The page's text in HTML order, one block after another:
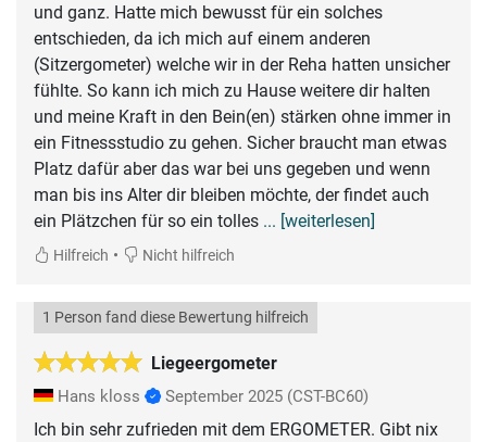
und ganz. Hatte mich bewusst für ein solches
entschieden, da ich mich auf einem anderen
(Sitzergometer) welche wir in der Reha hatten unsicher
fühlte. So kann ich mich zu Hause weitere dir halten
und meine Kraft in den Bein(en) stärken ohne immer in
ein Fitnessstudio zu gehen. Sicher braucht man etwas
Platz dafür aber das war bei uns gegeben und wenn
man bis ins Alter dir bleiben möchte, der findet auch
ein Plätzchen für so ein tolles ... [weiterlesen]
Hilfreich • Nicht hilfreich
Liegeergometer
1 Person fand diese Bewertung hilfreich
Hans kloss September 2025 (CST-BC60)
Ich bin sehr zufrieden mit dem ERGOMETER. Gibt nix